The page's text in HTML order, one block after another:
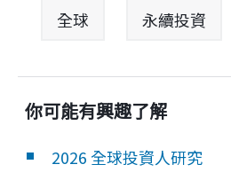
全球 永續投資
你可能有興趣了解
2026 全球投資人研究